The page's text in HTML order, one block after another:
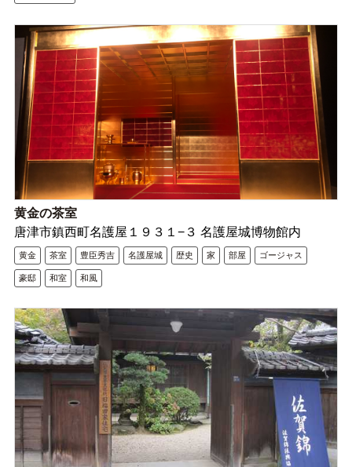
黄金の茶室
唐津市鎮西町名護屋１９３１−３ 名護屋城博物館内
黄金 茶室 豊臣秀吉 名護屋城 歴史 家 部屋 ゴージャス
豪邸 和室 和風